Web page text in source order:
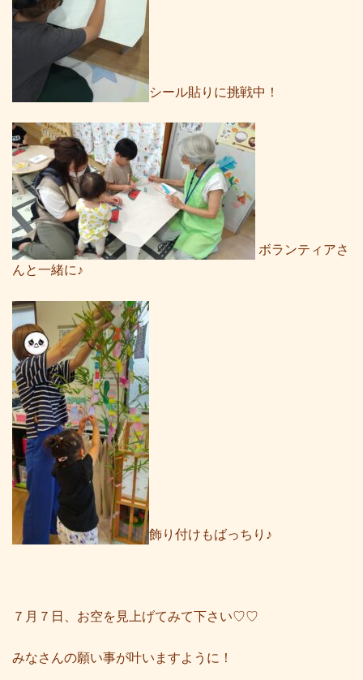
シール貼りに挑戦中！
ボランティアさ
んと一緒に♪
飾り付けもばっちり♪
７月７日、お空を見上げてみて下さい♡♡
みなさんの願い事が叶いますように！